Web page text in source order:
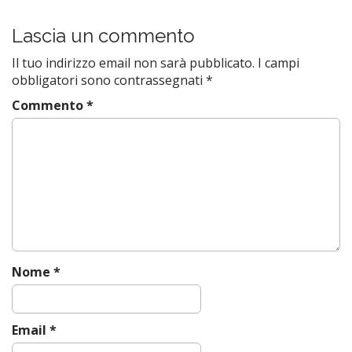
s
t
n
a
v
n
Lascia un commento
Il tuo indirizzo email non sarà pubblicato. I campi
obbligatori sono contrassegnati *
Commento*
Nome *
Email *